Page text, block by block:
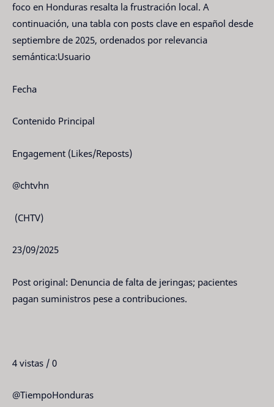
foco en Honduras resalta la frustración local. A
continuación, una tabla con posts clave en español desde
septiembre de 2025, ordenados por relevancia
semántica:Usuario
Fecha
Contenido Principal
Engagement (Likes/Reposts)
@chtvhn
(CHTV)
23/09/2025
Post original: Denuncia de falta de jeringas; pacientes
pagan suministros pese a contribuciones.
4 vistas / 0
@TiempoHonduras